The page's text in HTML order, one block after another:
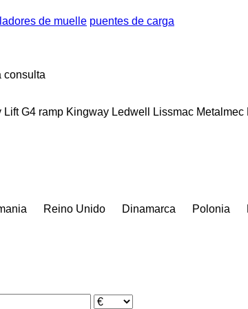
de muelle puentes de carga
consulta
Lift G4 ramp Kingway Ledwell Lissmac Metalmec
Reino Unido Dinamarca Polonia